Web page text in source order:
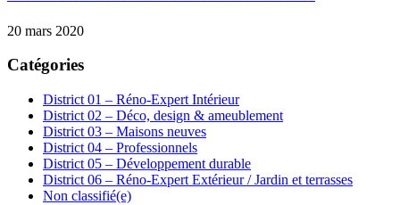
20 mars 2020
Catégories
District 01 – Réno-Expert Intérieur
District 02 – Déco, design & ameublement
District 03 – Maisons neuves
District 04 – Professionnels
District 05 – Développement durable
District 06 – Réno-Expert Extérieur / Jardin et terrasses
Non classifié(e)